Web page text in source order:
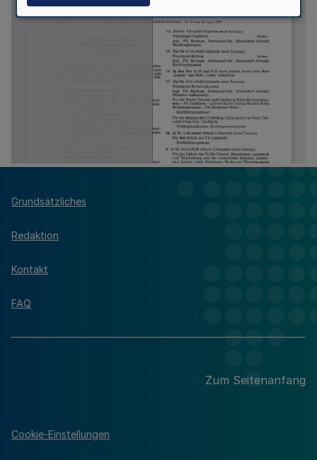
Grundsätzliches
Redaktion
Kontakt
FAQ
Zum Seitenanfang
Cookie-Einstellungen